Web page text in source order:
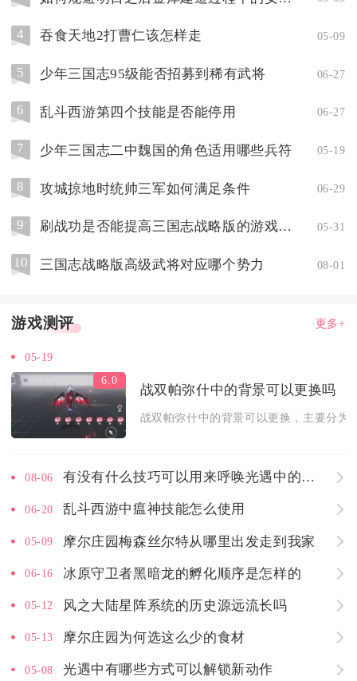
4 吞食天地2打曹仁该怎样走 05-09
5 少年三国志95级能否招募到稀有武将 06-27
6 乱斗西游第四个技能是否能停用 06-27
7 少年三国志二中魏国的角色适用哪些兵符 05-19
8 攻城掠地时统帅三军如何满足条件 06-29
9 刷战功是否能提高三国志战略版的游戏体验 05-31
10 三国志战略版高级武将对应哪个势力 08-01
游戏测评 更多+
05-19
6.0
战双帕弥什中的背景可以更换吗
战双帕弥什中的背景可以更换，主要分为
08-06 有没有什么技巧可以用来呼唤光遇中的能量
06-20 乱斗西游中瘟神技能怎么使用
05-09 摩尔庄园梅森丝尔特从哪里出发走到我家
06-16 冰原守卫者黑暗龙的孵化顺序是怎样的
05-12 风之大陆星阵系统的历史源远流长吗
05-13 摩尔庄园为何选这么少的食材
05-08 光遇中有哪些方式可以解锁新动作